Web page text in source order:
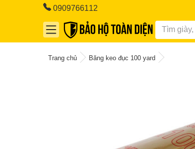
0909766112
Trang chủ Băng keo đục 100 yard